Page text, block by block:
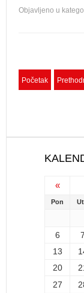
Objavljeno u
Početak
«
Pon
6
7
13
20
27